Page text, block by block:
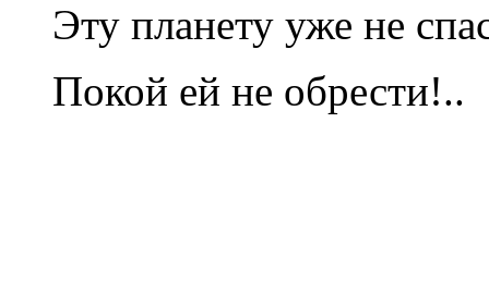
Эту планету уже не
Покой ей не обрести!..